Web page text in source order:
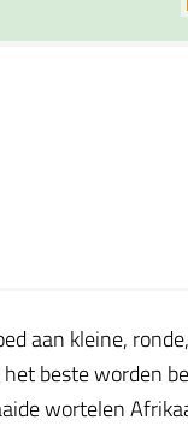
aan kleine,
beste worden
wortelen